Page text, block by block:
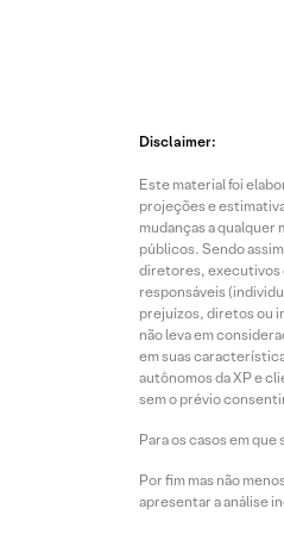
Disclaimer:
Este material foi
projeções e
mudanças a
públicos. Sendo
diretores, executivos
responsáveis
prejuízos, diretos ou
não leva em
em suas
autônomos da XP e
sem o prévio
Para os casos em que
Por fim mas não
apresentar a análise